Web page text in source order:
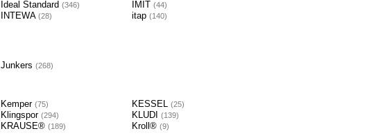
Ideal Standard 346 IMIT 44
INTEWA 28 itap 140
Junkers 268
Kemper 75 KESSEL 25
Klingspor 294 KLUDI 139
KRAUSE® 189 Kroll® 9